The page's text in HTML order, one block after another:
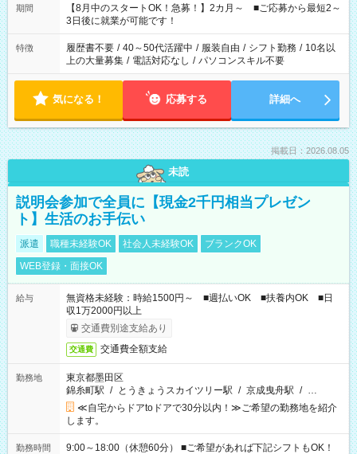
「できれば残業はしたくない」 など、ご希望を教えてください
ね。 ※Wワーク希望の方へ 今ご覧のお仕事で希望する勤務時間
と、もう1つのお仕事の勤務時間。 合計で週40時間を超える場
合は応募できません。
期間
【8月中のスタートOK！急募！】2カ月～ ■ご応募から最短2～
3日後に就業が可能です！
特徴 履歴書不要 / 40～50代活躍中 / 服装自由 / シフト勤務 / 10名以
上の大量募集 / 電話対応なし / パソコンスキル不要
気になる！ 応募する 詳細へ
掲載日：2026.08.05
未読
説明会参加で全員に【現金2千円相当プレゼン
ト】生活のお手伝い
派遣 職種未経験OK 社会人未経験OK
ブランクOK
WEB登録・面接OK
給与
無資格未経験：時給1500円～ ■週払いOK ■扶養内OK ■日
収1万2000円以上
交通費別途支給あり
交通費 交通費全額支給
勤務地
東京都墨田区
錦糸町駅 / とうきょうスカイツリー駅 / 京成曳舟駅 / …
≪自宅からドアtoドアで30分以内！≫ご希望の勤務地を紹介
します。
勤務時間
9:00～18:00（休憩60分） ■ご希望があれば下記シフトもOK！